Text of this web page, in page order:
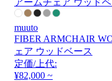
muuto
FIBER ARMCHAIR
ェア ウッドベース
定価/上代:
¥82,000 ~